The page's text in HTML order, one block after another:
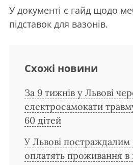
У документі є гайд щодо
підставок для вазонів.
Схожі новини
За 9 тижнів у Львові
електросамокати
60 дітей
У Львові постраждалим
оплатять проживання в